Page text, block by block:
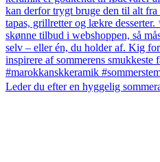
Leder du efter en hyggelig